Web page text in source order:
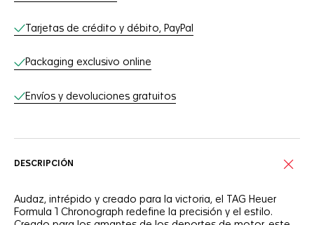
Tarjetas de crédito y débito, PayPal
Packaging exclusivo online
Envíos y devoluciones gratuitos
DESCRIPCIÓN
Audaz, intrépido y creado para la victoria, el TAG Heuer
Formula 1 Chronograph redefine la precisión y el estilo.